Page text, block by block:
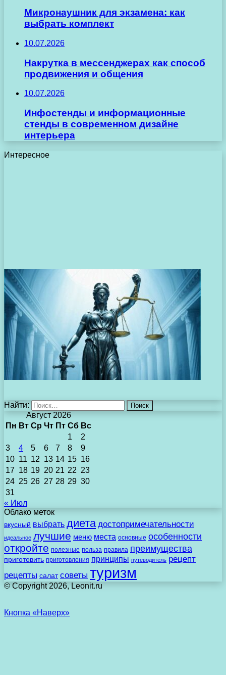
Микронаушник для экзамена: как
выбрать комплект
10.07.2026
Накрутка в мессенджерах как способ
продвижения и общения
10.07.2026
Инфостенды и информационные
стенды в современном дизайне
интерьера
Интересное
Найти:
Август 2026
Пн Вт Ср Чт Пт Сб Вс
1
2
3
4 5 6 7 8
9
10 11 12 13 14 15 16
17 18 19 20 21 22 23
24 25 26 27 28 29 30
31
« Июл
Облако меток
вкусный выбрать диета достопримечательности
идеальное лучшие меню места основные особенности
откройте полезные польза правила преимущества
приготовить приготовления принципы путеводитель рецепт
рецепты салат советы туризм
© Copyright 2026, Leonit.ru
Кнопка «Наверх»